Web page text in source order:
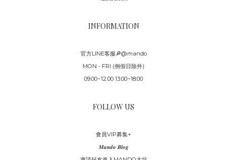
INFORMATION
官方LINE客服🔎@mando
MON - FRI (例假日除外)
09:00~12:00 13:00~18:00
FOLLOW US
會員VIP募集+
𝑴𝒂𝒏𝒅𝒐 𝑩𝒍𝒐𝒈